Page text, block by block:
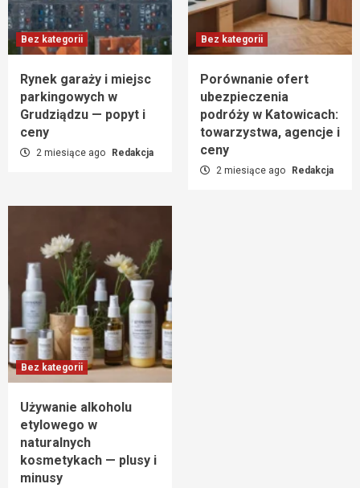
Bez kategorii
Rynek garaży i miejsc
parkingowych w
Grudziądzu — popyt i
ceny
2 miesiące ago Redakcja
Bez kategorii
Porównanie ofert
ubezpieczenia
podróży w Katowicach:
towarzystwa, agencje i
ceny
2 miesiące ago Redakcja
Bez kategorii
Używanie alkoholu
etylowego w
naturalnych
kosmetykach — plusy i
minusy